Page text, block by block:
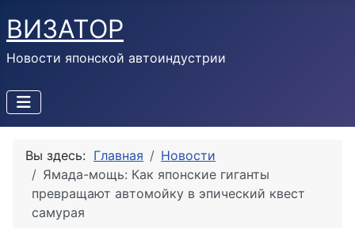
ВИЗАТОР
Новости японской автоиндустрии
Вы здесь: Главная
Новости
Ямада-мощь: Как японские гиганты
превращают автомойку в эпический квест
самурая